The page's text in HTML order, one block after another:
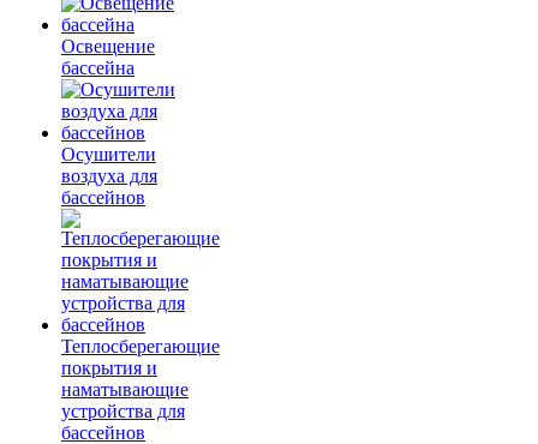
Освещение
бассейна
Осушители
воздуха для
бассейнов
Теплосберегающие
покрытия и
наматывающие
устройства для
бассейнов